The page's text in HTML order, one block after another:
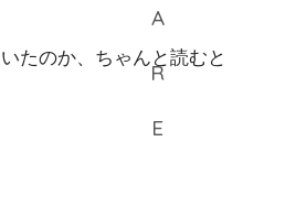
たのか、ちゃんと読むと